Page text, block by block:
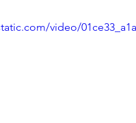
video/